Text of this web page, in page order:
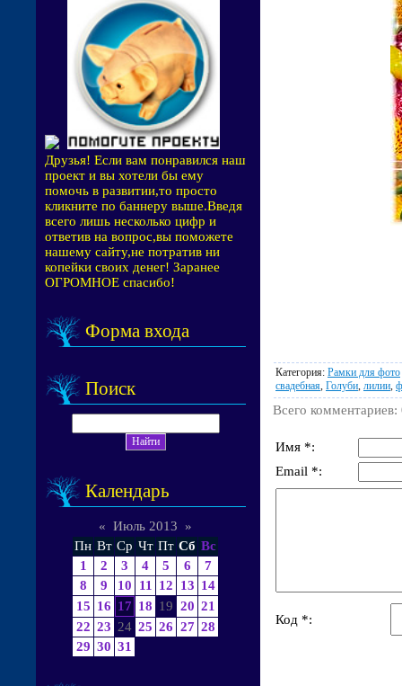
Друзья! Если вам понравился наш
проект и вы хотели бы ему
помочь в развитии,то просто
кликните по баннеру выше.Введя
всего лишь несколько цифр и
ответив на вопрос,вы поможете
нашему сайту,не потратив ни
копейки своих денег! Заранее
ОГРОМНОЕ спасибо!
Форма входа
Поиск
Календарь
« Июль 2013
»
Пн Вт Ср Чт Пт Сб Вс
1
2 3 4 5 6
7
8
9 10 11 12 13 14
15 16 17 18 19 20 21
22 23 24 25 26 27 28
29 30 31
Категория: Рамки для фото
свадебная Голуби лилии
Всего комментариев:
Имя *:
Email *:
Код *: